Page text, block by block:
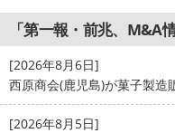
「第一報・前兆、M&A
[2026年8月6日]
西原商会(鹿児島)が菓子製
[2026年8月5日]